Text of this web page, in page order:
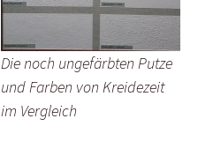
Die noch ungefärbten Putze
und Farben von Kreidezeit
im Vergleich